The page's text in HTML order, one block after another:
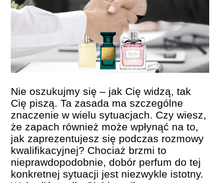
A TO CIEKAWE!
SKLEP
Nie oszukujmy się – jak Cię widzą, tak
Cię piszą. Ta zasada ma szczególne
znaczenie w wielu sytuacjach. Czy wiesz,
że zapach również może wpłynąć na to,
jak zaprezentujesz się podczas rozmowy
kwalifikacyjnej? Chociaż brzmi to
nieprawdopodobnie, dobór perfum do tej
konkretnej sytuacji jest niezwykle istotny.